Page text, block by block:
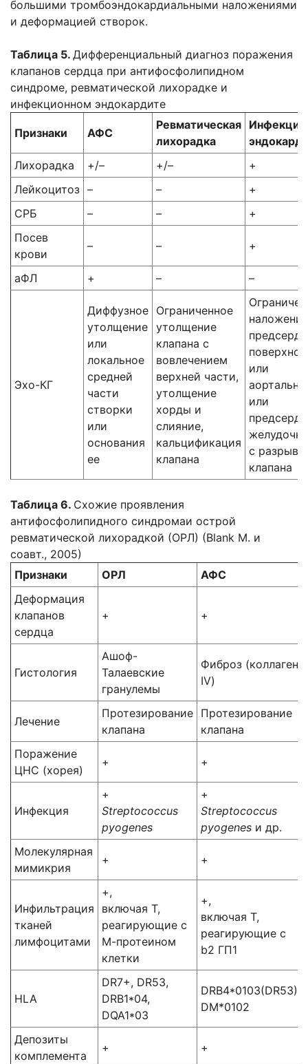
большими тромбоэндокардиальными наложениями
и деформацией створок.
Таблица 5. Дифференциальный диагноз поражения
клапанов сердца при антифосфолипидном
синдроме, ревматической лихорадке и
инфекционном эндокардите
Признаки АФС
Ревматическая
лихорадка
Лихорадка
+/– +/–
+
Лейкоцитоз – –
+
СРБ
– –
+
Посев
крови
– – +
аФЛ + – –
Эхо-КГ
Диффузное
утолщение
или
локальное
средней
части
створки
или
основания
ее
Ограниченное
утолщение
клапана с
вовлечением
верхней части,
утолщение
хорды и
слияние,
кальцификация
клапана
или
или
с
клапана
Таблица 6. Схожие проявления
антифосфолипидного синдромаи острой
ревматической лихорадкой (ОРЛ) (Blank M. и
соавт., 2005)
Признаки
ОРЛ
АФС
Деформация
клапанов
сердца
+ +
Гистология
Ашоф-
Талаевские
гранулемы
Фиброз (коллаген
IV)
Лечение
Протезирование
клапана
Протезирование
клапана
Поражение
ЦНС (хорея)
+ +
Инфекция
+
Streptococcus
pyogenes
+
Streptococcus
pyogenes и др.
Молекулярная
мимикрия
+ +
Инфильтрация
тканей
лимфоцитами
+,
включая Т,
реагирующие с
М-протеином
клетки
+,
включая Т,
реагирующие с
b2 ГП1
HLA
DR7+, DR53,
DRB1*04,
DQA1*03
DRB4*0103(DR53),
DM*0102
Депозиты
комплемента
+ +